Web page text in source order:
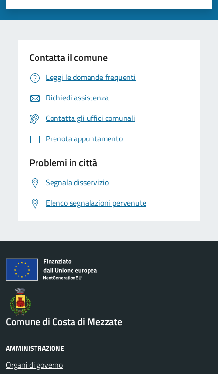
Valuta 5 stelle su 5
Valuta 4 stelle su 5
Valuta 3 stelle su 5
Valuta 2 stelle su 5
Valuta 1 stelle su 5
Contatta il comune
Leggi le domande frequenti
Richiedi assistenza
Contatta gli uffici comunali
Prenota appuntamento
Problemi in città
Segnala disservizio
Elenco segnalazioni pervenute
Comune di Costa di Mezzate
AMMINISTRAZIONE
Organi di governo